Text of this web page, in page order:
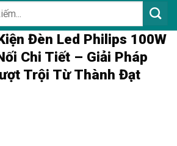
Đèn Led Philips 100W
Chi Tiết – Giải Pháp
Trội Từ Thành Đạt